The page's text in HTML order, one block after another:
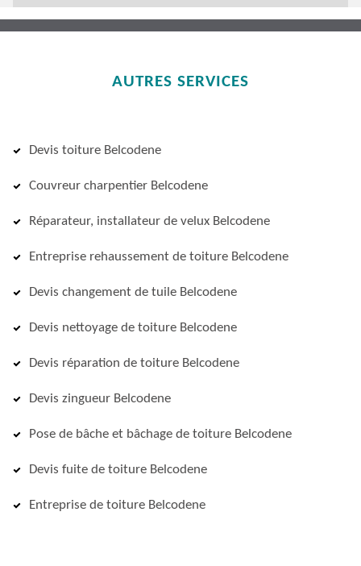
AUTRES SERVICES
Devis toiture Belcodene
Couvreur charpentier Belcodene
Réparateur, installateur de velux Belcodene
Entreprise rehaussement de toiture Belcodene
Devis changement de tuile Belcodene
Devis nettoyage de toiture Belcodene
Devis réparation de toiture Belcodene
Devis zingueur Belcodene
Pose de bâche et bâchage de toiture Belcodene
Devis fuite de toiture Belcodene
Entreprise de toiture Belcodene